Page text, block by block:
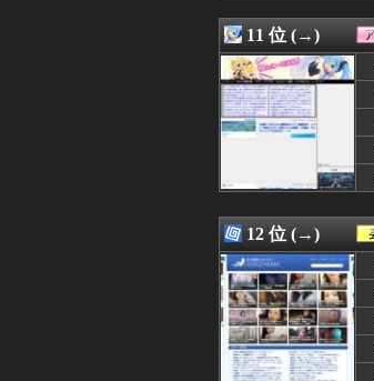
08/07 02:34
08/07 02:32
08/07 02:30
08/07 02:30
08/07 02:25
08/07 02:18
08/07 02:17
08/07 02:15
08/07 02:15
08/07 02:13
08/07 02:12
08/07 02:12
08/07 02:10
08/07 02:10
08/07 02:10
11 位 (→)
12 位 (→)